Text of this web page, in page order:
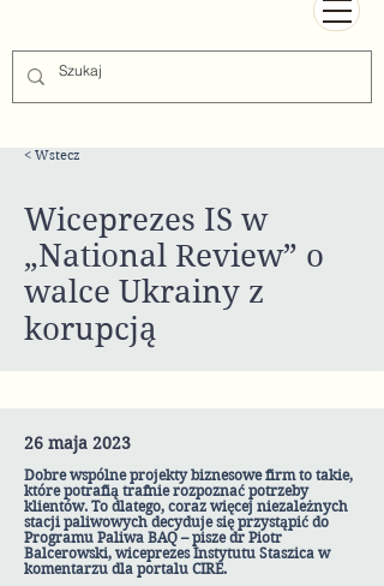
< Wstecz
Wiceprezes IS w
„National Review” o
walce Ukrainy z
korupcją
26 maja 2023
Dobre wspólne projekty biznesowe firm to takie,
które potrafią trafnie rozpoznać potrzeby
klientów. To dlatego, coraz więcej niezależnych
stacji paliwowych decyduje się przystąpić do
Programu Paliwa BAQ – pisze dr Piotr
Balcerowski, wiceprezes Instytutu Staszica w
komentarzu dla portalu CIRE.